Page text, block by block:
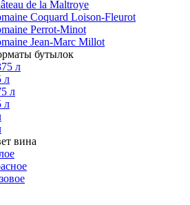
de la Maltroye
Coquard Loison-Fleurot
Perrot-Minot
Jean-Marc Millot
бутылок
л
л
л
л
вина